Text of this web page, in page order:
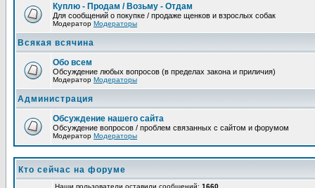
Куплю - Продам / Возьму - Отдам
Для сообщений о покупке / продаже щенков и взрослых собак
Модератор Модераторы
Всякая всячина
Обо всем
Обсуждение любых вопросов (в пределах закона и приличия)
Модератор Модераторы
Администрация
Обсуждение нашего сайта
Обсуждение вопросов / проблем связанных с сайтом и форумом
Модератор Модераторы
Кто сейчас на форуме
Наши пользователи оставили сообщений: 1660